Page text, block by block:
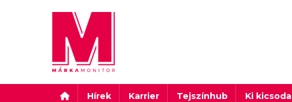
Márkamonitor
Hírek Karrier Tejszínhub Ki kicsoda